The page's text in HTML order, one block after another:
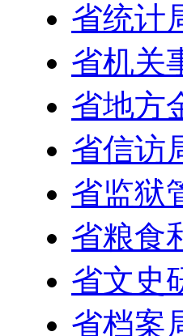
省统计
省机关
省地方
省信访
省监狱
省粮食
省文史
省档案